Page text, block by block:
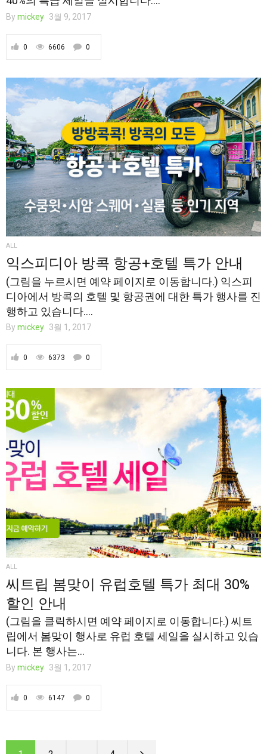
By mickey 3월 9, 2017
0 6606 0
ALL
익스피디아 방콕 항공+호텔 특가 안내
(그림을 누르시면 예약 페이지로 이동합니다.) 익스피
디아에서 방콕의 호텔 및 항공권에 대한 특가 행사를 진
행하고 있습니다....
By mickey 3월 1, 2017
0 6373 0
ALL
씨트립 봄맞이 유럽호텔 특가 최대 30%
할인 안내
(그림을 클릭하시면 예약 페이지로 이동합니다.) 씨트
립에서 봄맞이 행사로 유럽 호텔 세일을 실시하고 있습
니다. 본 행사는...
By mickey 3월 1, 2017
0 6147 0